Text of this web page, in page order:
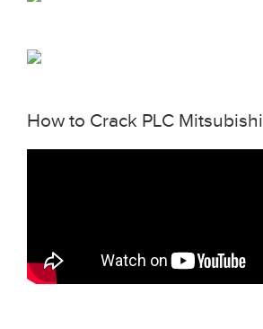
How to Crack PLC Mitsubishi